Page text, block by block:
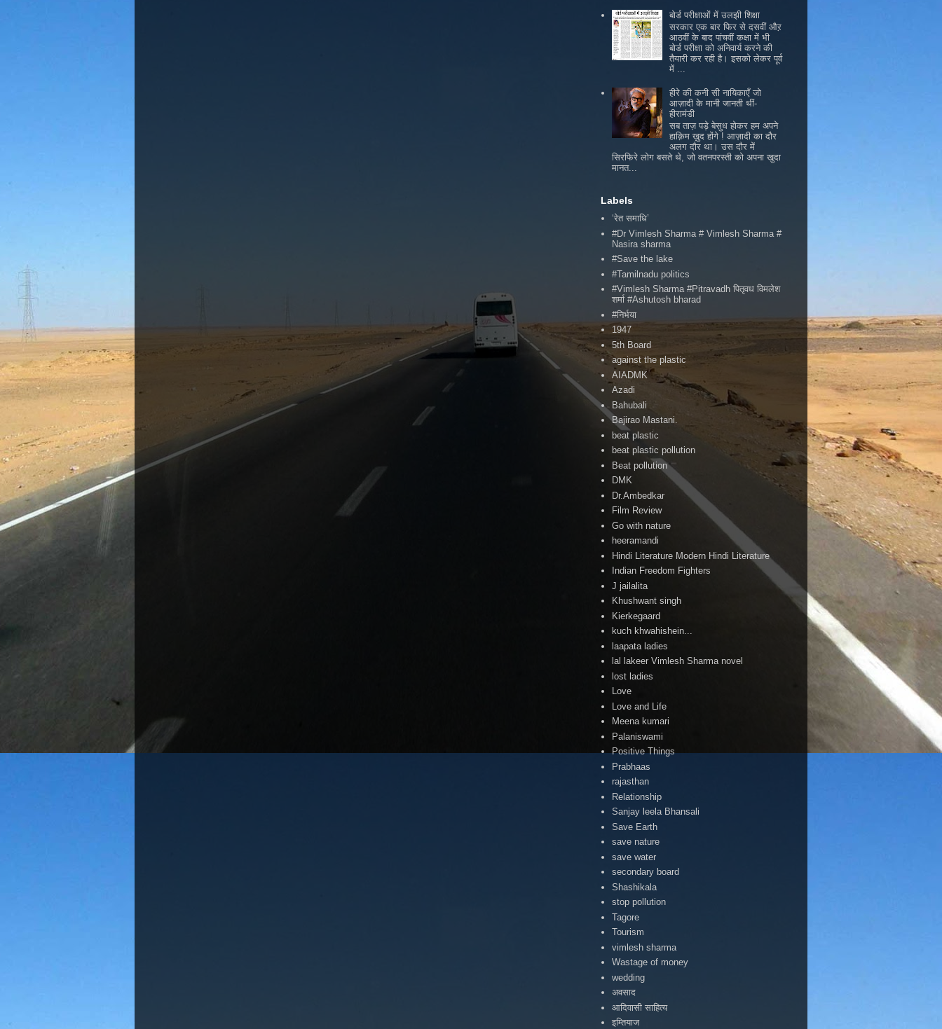
बोर्ड परीक्षाओं में उलझी शिक्षा
सरकार एक बार फिर से दसवीं औऱ
आठवीं के बाद पांचवीं कक्षा में भी
बोर्ड परीक्षा को अनिवार्य करने की
तैयारी कर रही है। इसको लेकर पूर्व
में ...
हीरे की कनी सी नायिकाएँ जो
आज़ादी के मानी जानती थीं-
हीरामंडी
सब ताज़ पड़े बेसुध होकर हम अपने
हाक़िम ख़ुद होंगे ! आज़ादी का दौर
अलग दौर था। उस दौर में
सिरफिरे लोग बसते थे, जो वतनपरस्ती को अपना खुदा
मानत...
Labels
‘रेत समाधि’
#Dr Vimlesh Sharma # Vimlesh Sharma #
Nasira sharma
#Save the lake
#Tamilnadu politics
#Vimlesh Sharma #Pitravadh पितृवध विमलेश
शर्मा #Ashutosh bharad
#निर्भया
1947
5th Board
against the plastic
AIADMK
Azadi
Bahubali
Bajirao Mastani.
beat plastic
beat plastic pollution
Beat pollution
DMK
Dr.Ambedkar
Film Review
Go with nature
heeramandi
Hindi Literature Modern Hindi Literature
Indian Freedom Fighters
J jailalita
Khushwant singh
Kierkegaard
kuch khwahishein...
laapata ladies
lal lakeer Vimlesh Sharma novel
lost ladies
Love
Love and Life
Meena kumari
Palaniswami
Positive Things
Prabhaas
rajasthan
Relationship
Sanjay leela Bhansali
Save Earth
save nature
save water
secondary board
Shashikala
stop pollution
Tagore
Tourism
vimlesh sharma
Wastage of money
wedding
अवसाद
आदिवासी साहित्य
इम्तियाज